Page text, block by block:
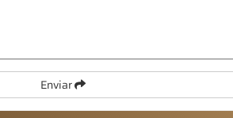
Enviar